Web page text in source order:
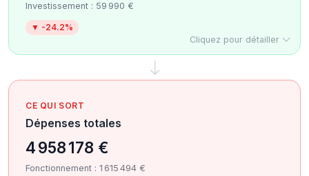
Investissement : 59 990 €
▼ -24.2%
Cliquez pour détailler
CE QUI SORT
Dépenses totales
4 958 178 €
Fonctionnement : 1 615 494 €